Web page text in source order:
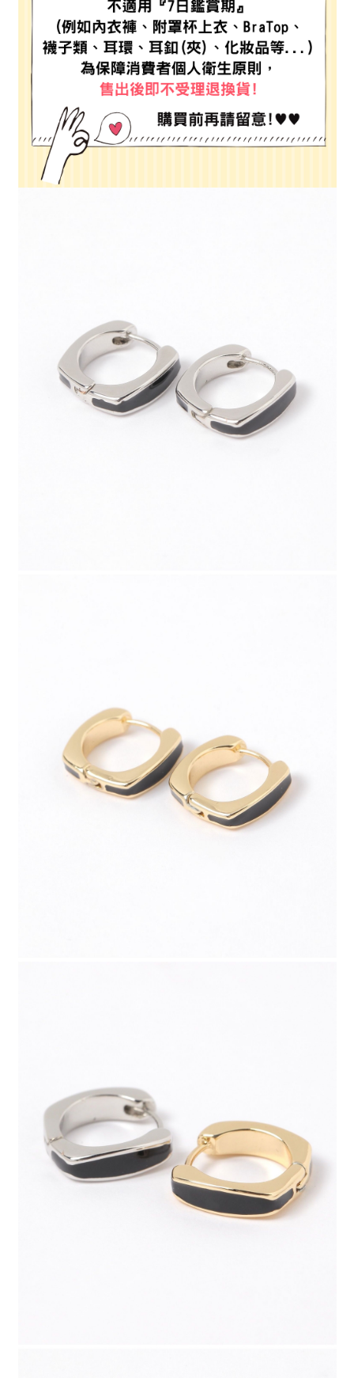
2.透過簡訊連結打開帳單後，可選擇「超商條碼／台灣大直營門市／銀行轉
帳／街口支付／iPASS MONEY」等通路繳費。
【注意事項】
1.本服務係由「台灣大哥大股份有限公司」（以下簡稱本公司）所提供，讓
用戶於交易時，得透過本服務購買商品或服務，並由商店將買賣／分期付款
買賣價金債權讓與本公司後，依約使用本公司帳單繳交帳款。
2.基於同意付款使用「大哥付你分期」之契約關係目的，商店將以您的個人
資料（包含姓名、電話或地址）提供予台灣大哥大進項蒐集、處理及利用，
由本公司與您本人進行分期帳單所需資料之確認、核對及更正。
3.完整用戶服務條款，請詳閱以下連結：
１．於結帳方式選擇「AFTEE先享後付」後，將跳轉至「AFTEE先享後付」
結帳頁面，進行簡訊認證並確認金額後，即可完成結帳。
２．訂單成立數日內，您將收到繳費通知簡訊。
３．收到繳費通知簡訊後14天內，點擊此簡訊中的連結，可透過四大超商／
ATM／網路銀行／等多元方式進行付款，方視為交易完成。
※ 請注意：結帳手續完成當下不需立刻繳費，但若您需要取消訂單，請聯絡
購買商品的店家。未經商家同意取消之訂單仍視為有效，需透過AFTEE先享
後付繳納相關費用。
※ 交易是否成功請以「AFTEE先享後付 」之結帳頁面顯示為準，若有關於
是否繳費成功／繳費後需取消欲退款等相關疑問，請聯繫「AFTEE先享後付
客戶支援中心」https://netprotections.freshdesk.com/support/home
【注意事項】
請求用戶進行身份認證。
５．嚴禁一人註冊多個帳號或使用他人資訊註冊。若發現惡意使用之情形，
恩沛科技股份有限公司將有權停止該用戶之使用額度並採取法律行動。
每筆NT$80，滿NT$888(含以上)免運費
7-11 取貨付款
每筆NT$80，滿NT$1,500(含以上)免運費
付款後 7-11取貨
每筆NT$80，滿NT$1,500(含以上)免運費
宅配
每筆NT$80，滿NT$1,500(含以上)免運費